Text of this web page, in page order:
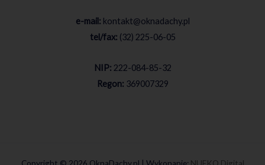
e-mail: kontakt@oknadachy.pl
tel/fax: (32) 225-06-05
NIP: 222-084-85-32
Regon: 369007329